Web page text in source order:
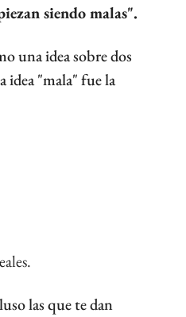
siendo malas".
una idea sobre dos
idea "mala" fue la
las que te dan